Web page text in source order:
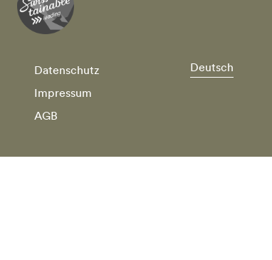
Datenschutz
Impressum
AGB
Deutsch